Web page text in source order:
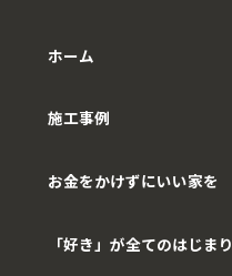
ホーム
施工事例
お金をかけずにいい家を
「好き」が全てのはじまり